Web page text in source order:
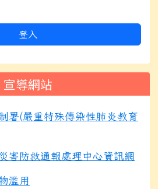
登入
宣導網站
署(嚴重特殊傳染性肺炎教育
害防救通報處理中心資訊網
濫用